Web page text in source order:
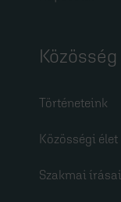
Közösség
Történeteink
Közösségi élet
Szakmai